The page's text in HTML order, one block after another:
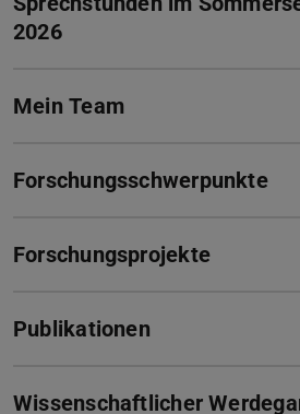
2026
Mein Team
Forschungsschwerpunkte
Forschungsprojekte
Publikationen
Wissenschaftlicher